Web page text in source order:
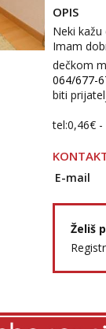
OPIS
Neki
Imam
dečkom
064/677-
biti
tel:0,46€
E-mail
Želiš